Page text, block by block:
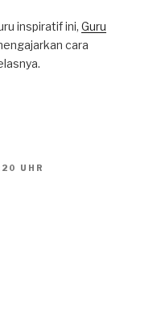
inspiratif ini, Guru
cara
UHR